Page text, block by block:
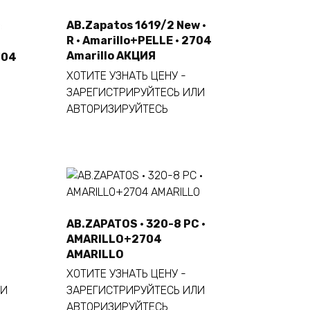
Seleccionar opciones
Este
producto
tiene
múltiples
variantes.
pueden
elegir
la
página
producto
AB.Zapatos 1619/2 New ·
R · Amarillo+PELLE · 2704
Amarillo АКЦИЯ
ХОТИТЕ УЗНАТЬ ЦЕНУ -
ЗАРЕГИСТРИРУЙТЕСЬ ИЛИ
АВТОРИЗИРУЙТЕСЬ
Seleccionar opciones
Este
tiene
múltiples
variantes.
AB.ZAPATOS · 320-8 PC ·
AMARILLO+2704
AMARILLO
ХОТИТЕ УЗНАТЬ ЦЕНУ -
ЗАРЕГИСТРИРУЙТЕСЬ ИЛИ
АВТОРИЗИРУЙТЕСЬ